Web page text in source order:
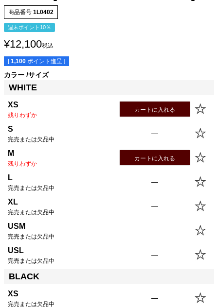
サイズ 身丈
XS
42.0cm
S
59.5cm
L
65.5cm 52.0cm
商品番号 1L0402
週末ポイント10％
¥12,100税込
[ 1,100 ポイント進呈 ]
カラー サイズ
WHITE
XS
残りわずか
カートに入れる
S
完売または欠品中
—
M
残りわずか
カートに入れる
L
完売または欠品中
—
XL
完売または欠品中
—
USM
完売または欠品中
—
USL
完売または欠品中
—
BLACK
XS
完売または欠品中
—